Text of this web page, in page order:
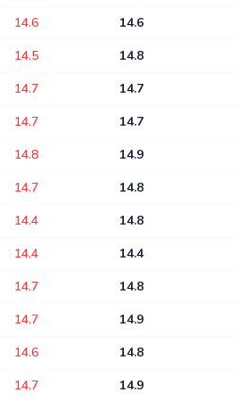
14.6 14.6
14.5 14.8
14.7 14.7
14.7 14.7
14.8 14.9
14.7 14.8
14.4 14.8
14.4 14.4
14.7 14.8
14.7 14.9
14.6 14.8
14.7 14.9